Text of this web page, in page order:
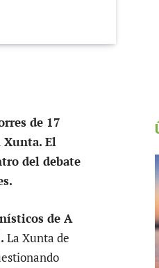
de 17
Xunta. El
del debate
de A
La Xunta de